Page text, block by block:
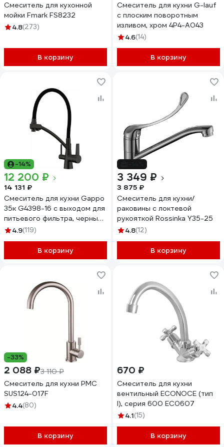
Смеситель для кухонной
мойки Fmark FS8232
4.8(273)
В корзину
Смеситель для кухни G-lauf
с плоским поворотным
изливом, хром 4P4-A043
4.6(14)
В корзину
-14%
12 200 ₽
14 131 ₽
Смеситель для кухни Gappo
35к G4398-16 с выходом для
питьевого фильтра, черный
549409
4.9(119)
В корзину
3 349 ₽
3 875 ₽
Смеситель для кухни/
раковины с локтевой
рукояткой Rossinka Y35-25
4.8(12)
В корзину
-33%
2 088 ₽3 110 ₽
Смеситель для кухни РМС
SUS124-017F
4.4(80)
В корзину
670 ₽
Смеситель для кухни
вентильный ECONOCE (тип
I), серия 600 EC0607
4.1(15)
В корзину